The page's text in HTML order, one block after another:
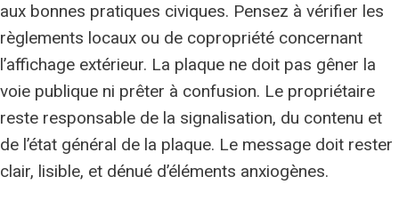
aux bonnes pratiques civiques. Pensez à vérifier les
règlements locaux ou de copropriété concernant
l’affichage extérieur. La plaque ne doit pas gêner la
voie publique ni prêter à confusion. Le propriétaire
reste responsable de la signalisation, du contenu et
de l’état général de la plaque. Le message doit rester
clair, lisible, et dénué d’éléments anxiogènes.